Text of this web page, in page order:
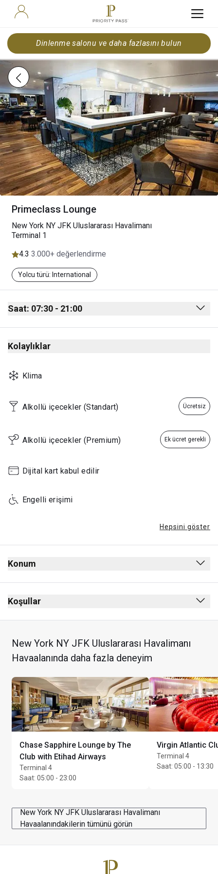
Dinlenme salonu ve daha fazlasını bulun
Primeclass Lounge
New York NY JFK Uluslararası Havalimanı
Terminal 1
4.3 3.000+ değerlendirme
Yolcu türü: International
Saat: 07:30 - 21:00
Monday 07:30 - 21:00
Tuesday
Wednesday
Thursday 07:30 - 23:59
Friday 07:30 - 21:00
Kolaylıklar
Klima
Alkollü içecekler (Standart) Ücretsiz
Alkollü içecekler (Premium) Ek ücret gerekli
Dijital kart kabul edilir
Engelli erişimi
Hepsini göster
Konum
Gidiş
Güvenlik kontrolünden sonra
Koşullar
Sigara içmek yasak (elektronik sigara dahil)
Kıyafet zorunluluğu yok
Programlı uçuş kalkış saatinden 3 saat önce
kullanılmasına izin verilmektedir
Mekan darlığı nedeniyle dinlenme salonuna erişim
engellenebilir; dinlenme salonu gerektiğinde koltuk
rezerve etme hakkını saklı tutar
Tüm kart sahipleri ve misafirlerinin, dinlenme salonunu
kullanmak için aynı gün seyahat onayı taşıyan bir JFK
Gidiş Biniş Kartı göstermeleri gereklidir
Kokteyller ücrete tabidir
Maks. kalış süresi: 3 saat
New York NY JFK Uluslararası Havalimanı
Havaalanında daha fazla deneyim
Chase Sapphire Lounge by The
Club with Etihad Airways
Terminal 4
Saat: 05:00 - 23:00
Virgin Atlantic
Terminal 4
Saat: 05:00 - 13:30
New York NY JFK Uluslararası Havalimanı
Havaalanındakilerin tümünü görün